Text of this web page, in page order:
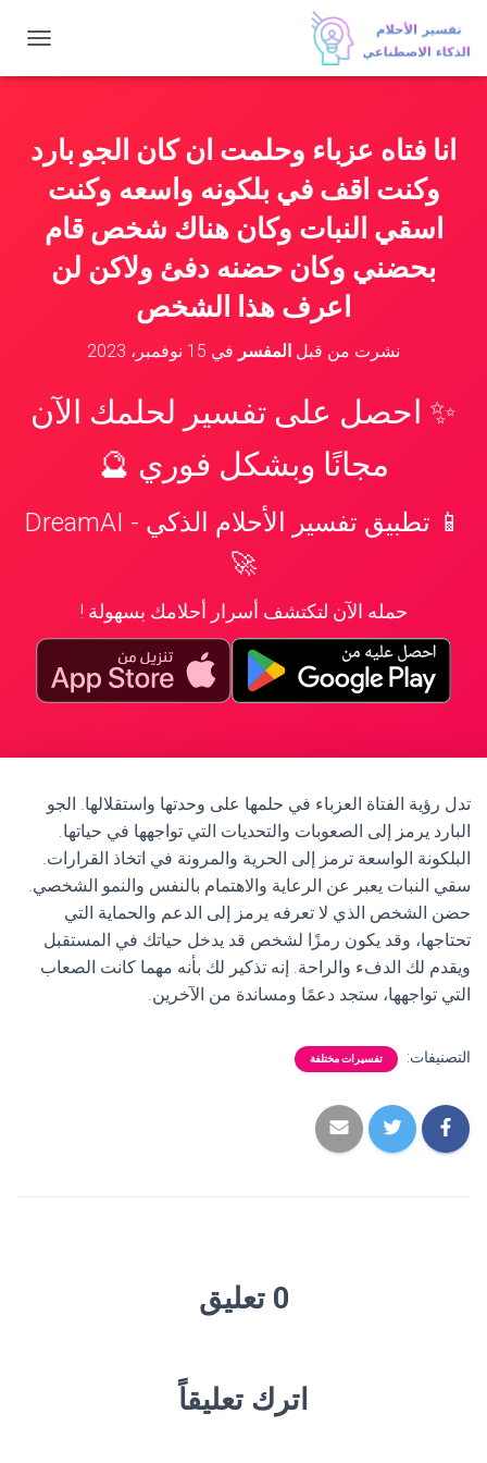
ب
ا
انا فتاه عزباء وحلمت ان كان الجو بارد
وكنت اقف في بلكونه واسعه وكنت
اسقي النبات وكان هناك شخص قام
بحضني وكان حضنه دفئ ولاكن لن
اعرف هذا الشخص
نشرت من قبل المفسر في 15 نوفمبر، 2023
✨ احصل على تفسير لحلمك الآن
مجانًا وبشكل فوري 🔮
📱 تطبيق تفسير الأحلام الذكي - DreamAI
🚀
حمله الآن لتكتشف أسرار أحلامك بسهولة !
تدل رؤية الفتاة العزباء في حلمها على وحدتها واستقلالها. الجو
البارد يرمز إلى الصعوبات والتحديات التي تواجهها في حياتها.
البلكونة الواسعة ترمز إلى الحرية والمرونة في اتخاذ القرارات.
سقي النبات يعبر عن الرعاية والاهتمام بالنفس والنمو الشخصي.
حضن الشخص الذي لا تعرفه يرمز إلى الدعم والحماية التي
تحتاجها، وقد يكون رمزًا لشخص قد يدخل حياتك في المستقبل
ويقدم لك الدفء والراحة. إنه تذكير لك بأنه مهما كانت الصعاب
التي تواجهها، ستجد دعمًا ومساندة من الآخرين.
التصنيفات: تفسيرات مختلفة
0 تعليق
اترك تعليقاً